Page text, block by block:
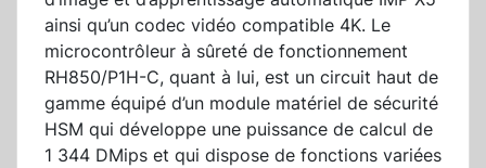
ainsi qu’un codec vidéo compatible 4K. Le
microcontrôleur à sûreté de fonctionnement
RH850/P1H-C, quant à lui, est un circuit haut de
gamme équipé d’un module matériel de sécurité
HSM qui développe une puissance de calcul de
1 344 DMips et qui dispose de fonctions variées